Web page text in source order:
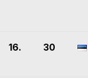
16. 30